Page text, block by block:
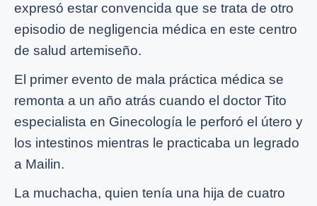
expresó estar convencida que se trata de otro
episodio de negligencia médica en este centro
de salud artemiseño.
El primer evento de mala práctica médica se
remonta a un año atrás cuando el doctor Tito
especialista en Ginecología le perforó el útero y
los intestinos mientras le practicaba un legrado
a Mailin.
La muchacha, quien tenía una hija de cuatro